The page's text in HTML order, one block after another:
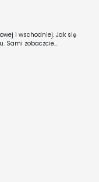
i wschodniej. Jak się
Sami zobaczcie…